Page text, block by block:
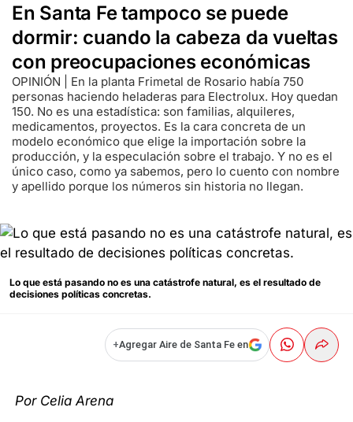
En Santa Fe tampoco se puede
dormir: cuando la cabeza da vueltas
con preocupaciones económicas
OPINIÓN | En la planta Frimetal de Rosario había 750
personas haciendo heladeras para Electrolux. Hoy quedan
150. No es una estadística: son familias, alquileres,
medicamentos, proyectos. Es la cara concreta de un
modelo económico que elige la importación sobre la
producción, y la especulación sobre el trabajo. Y no es el
único caso, como ya sabemos, pero lo cuento con nombre
y apellido porque los números sin historia no llegan.
Lo que está pasando no es una catástrofe natural, es el resultado de
decisiones políticas concretas.
+Agregar Aire de Santa Fe en
Por Celia Arena